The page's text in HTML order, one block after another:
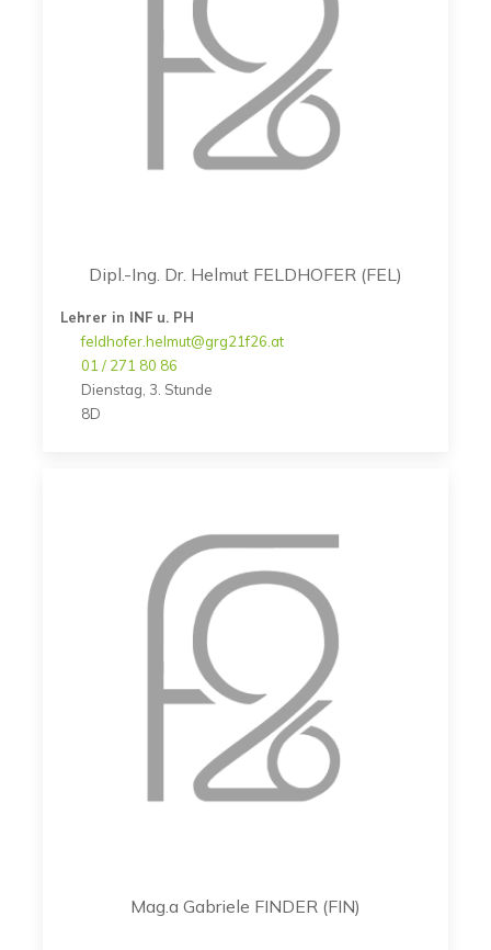
Dipl.-Ing. Dr. Helmut FELDHOFER (FEL)
Lehrer in INF u. PH
feldhofer.helmut@grg21f26.at
01 / 271 80 86
Dienstag, 3. Stunde
8D
Mag.a Gabriele FINDER (FIN)